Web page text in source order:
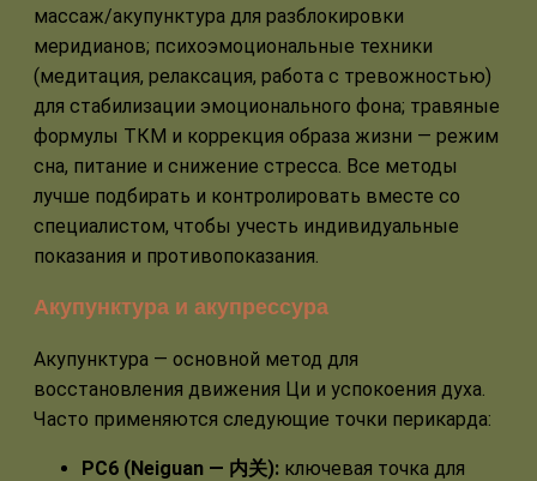
массаж/акупунктура для разблокировки
меридианов; психоэмоциональные техники
(медитация, релаксация, работа с тревожностью)
для стабилизации эмоционального фона; травяные
формулы ТКМ и коррекция образа жизни — режим
сна, питание и снижение стресса. Все методы
лучше подбирать и контролировать вместе со
специалистом, чтобы учесть индивидуальные
показания и противопоказания.
Акупунктура и акупрессура
Акупунктура — основной метод для
восстановления движения Ци и успокоения духа.
Часто применяются следующие точки перикарда:
PC6 (Neiguan — 内关): ключевая точка для